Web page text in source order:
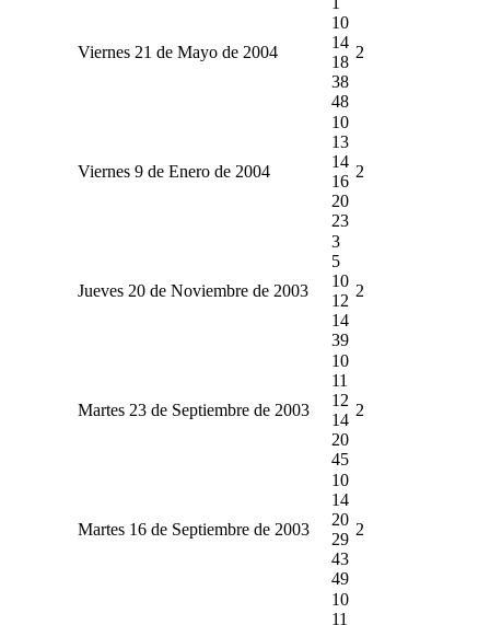
Viernes 21 de Mayo de 2004
10
14
18
38
48
2
Viernes 9 de Enero de 2004
10
13
14
16
20
23
2
Jueves 20 de Noviembre de 2003
3
5
10
12
14
39
2
Martes 23 de Septiembre de 2003
10
11
12
14
20
45
2
Martes 16 de Septiembre de 2003
10
14
20
29
43
49
2
10
11